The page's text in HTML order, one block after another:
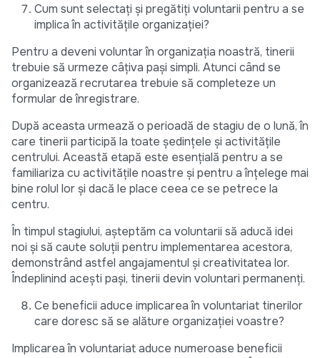
Cum sunt selectați și pregătiți voluntarii pentru a se
implica în activitățile organizației?
Pentru a deveni voluntar în organizația noastră, tinerii
trebuie să urmeze câțiva pași simpli. Atunci când se
organizează recrutarea trebuie să completeze un
formular de înregistrare.
După aceasta urmează o perioadă de stagiu de o lună, în
care tinerii participă la toate ședințele și activitățile
centrului. Această etapă este esențială pentru a se
familiariza cu activitățile noastre și pentru a înțelege mai
bine rolul lor și dacă le place ceea ce se petrece la
centru.
În timpul stagiului, așteptăm ca voluntarii să aducă idei
noi și să caute soluții pentru implementarea acestora,
demonstrând astfel angajamentul și creativitatea lor.
Îndeplinind acești pași, tinerii devin voluntari permanenți.
Ce beneficii aduce implicarea în voluntariat tinerilor
care doresc să se alăture organizației voastre?
Implicarea în voluntariat aduce numeroase beneficii